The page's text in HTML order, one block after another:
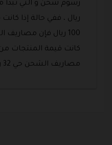
ريال ، ففي حالة إذا
مصاريف الشحن حي 32 ريال .